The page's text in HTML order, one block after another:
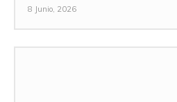
8 Junio, 2026